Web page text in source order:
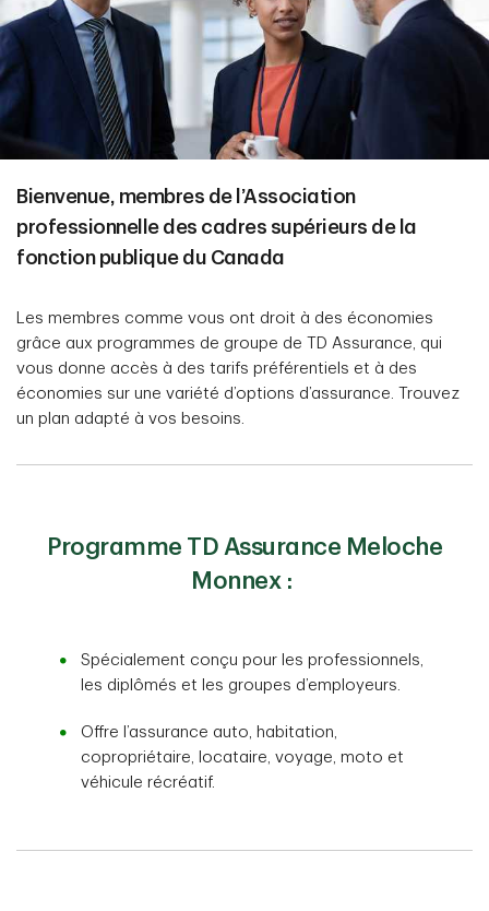
Bienvenue, membres de l’Association
professionnelle des cadres supérieurs de la
fonction publique du Canada
Les membres comme vous ont droit à des économies
grâce aux programmes de groupe de TD Assurance, qui
vous donne accès à des tarifs préférentiels et à des
économies sur une variété d’options d’assurance. Trouvez
un plan adapté à vos besoins.
Programme TD Assurance Meloche
Monnex :
Spécialement conçu pour les professionnels,
les diplômés et les groupes d’employeurs.
Offre l’assurance auto, habitation,
copropriétaire, locataire, voyage, moto et
véhicule récréatif.